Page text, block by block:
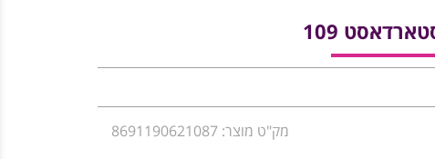
109
מק"ט מוצר: 8691190621087